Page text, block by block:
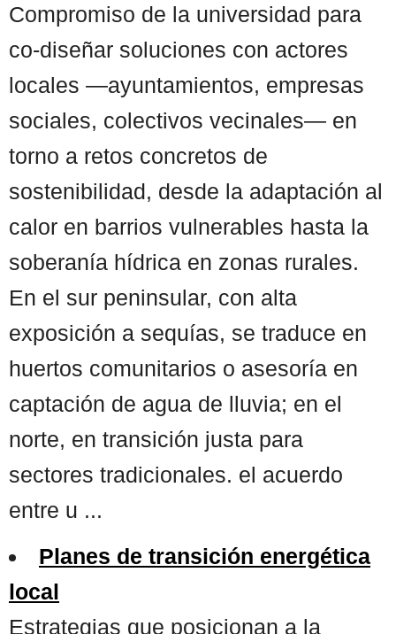
Compromiso de la universidad para
co-diseñar soluciones con actores
locales —ayuntamientos, empresas
sociales, colectivos vecinales— en
torno a retos concretos de
sostenibilidad, desde la adaptación al
calor en barrios vulnerables hasta la
soberanía hídrica en zonas rurales.
En el sur peninsular, con alta
exposición a sequías, se traduce en
huertos comunitarios o asesoría en
captación de agua de lluvia; en el
norte, en transición justa para
sectores tradicionales. el acuerdo
entre u ...
Planes de transición energética
local
Estrategias que posicionan a la